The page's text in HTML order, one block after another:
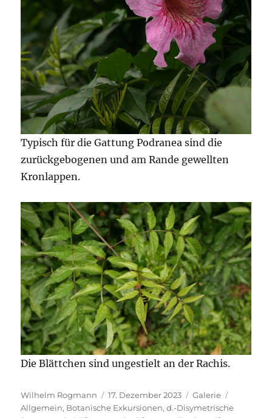
Typisch für die Gattung Podranea sind die
zurückgebogenen und am Rande gewellten
Kronlappen.
Die Blättchen sind ungestielt an der Rachis.
Autor
Wilhelm Rogmann
Veröffentlicht
am
17. Dezember 2023 Format
Galerie
Allgemein, Botanische Exkursionen,d.-Disymetrische